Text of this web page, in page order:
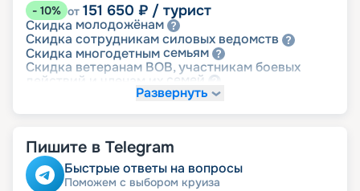
- 10% от 151 650 ₽ / турист
Скидка молодожёнам
Скидка сотрудникам силовых ведомств
Скидка многодетнымсемьям
Скидка ветеранам ВОВ, участникам боевых
действий и членам их семей
Развернуть
Пишите в Telegram
Быстрые ответы на вопросы
Поможем с выбором круиза